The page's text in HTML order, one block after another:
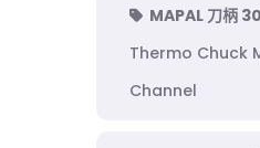
MAPAL 刀柄
Thermo Chuck
Channel